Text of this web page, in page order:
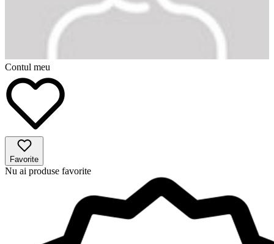
Contul meu
Favorite
Nu ai produse favorite